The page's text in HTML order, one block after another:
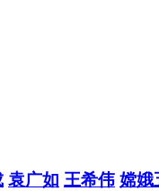
袁广如 王希伟 嫦娥